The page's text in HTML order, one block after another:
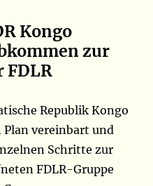
Kongo
zur
FDLR
Republik Kongo
Plan vereinbart und
Schritte zur
FDLR-Gruppe